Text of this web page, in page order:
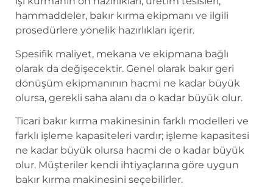
hammaddeler, bakır kırma ekipmanı ve ilgili
prosedürlere yönelik hazırlıkları içerir.
Spesifik maliyet, mekana ve ekipmana bağlı
olarak da değişecektir. Genel olarak bakır geri
dönüşüm ekipmanının hacmi ne kadar büyük
olursa, gerekli saha alanı da o kadar büyük olur.
Ticari bakır kırma makinesinin farklı modelleri ve
farklı işleme kapasiteleri vardır; işleme kapasitesi
ne kadar büyük olursa hacmi de o kadar büyük
olur. Müşteriler kendi ihtiyaçlarına göre uygun
bakır kırma makinesini seçebilirler.